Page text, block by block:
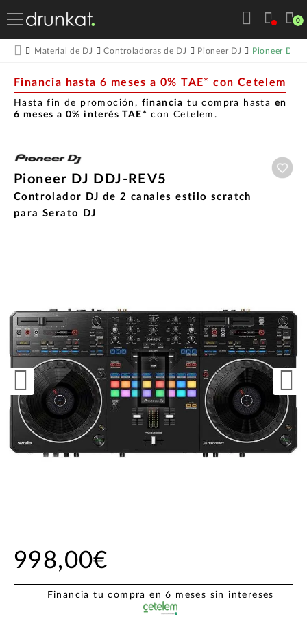
0
Material de DJ Controladoras de DJ Pioneer DJ Pioneer DJ
Financia hasta 6 meses a 0% TAE* con Cetelem
Hasta fin de promoción, financia tu compra hasta en
6 meses a 0% interés TAE* con Cetelem.
Pioneer DJ DDJ-REV5
Controlador DJ de 2 canales estilo scratch
para Serato DJ
998,00€
Financia tu compra en 6 meses sin intereses